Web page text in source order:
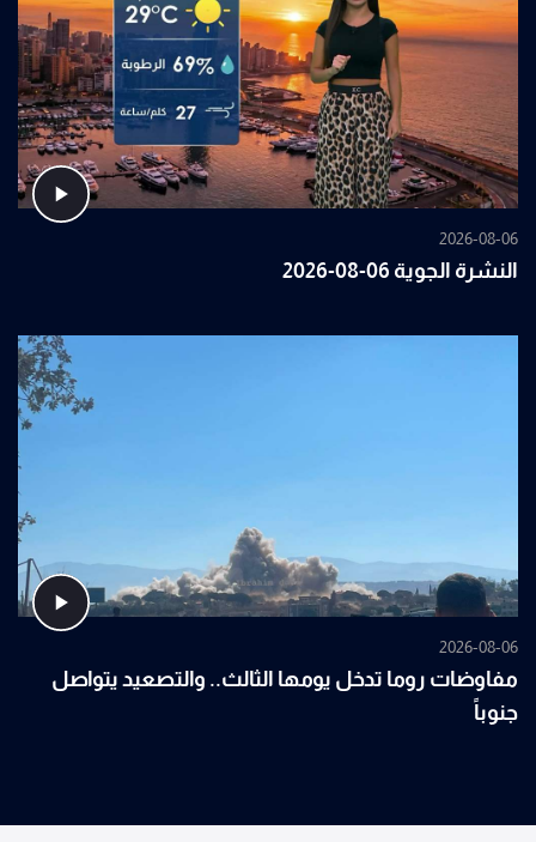
2026-08-06
النشرة الجوية 06-08-2026
2026-08-06
مفاوضات روما تدخل يومها الثالث.. والتصعيد يتواصل
جنوباً